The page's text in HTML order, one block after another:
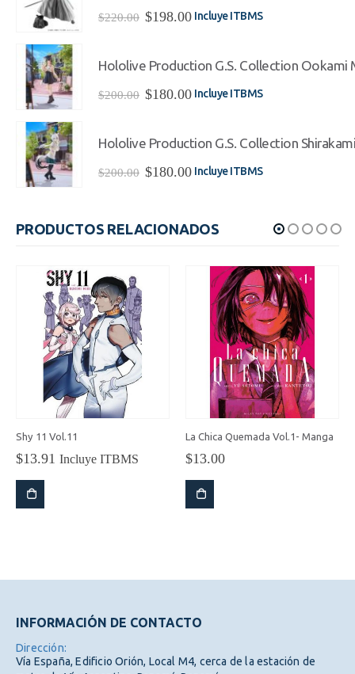
$220.00 El
era:
$198.00El
es:
Incluye ITBMS
Hololive Production G.S. Collection Ookami
$200.00 El
era:
$180.00El
es:
Incluye ITBMS
Hololive Production G.S. Collection
$200.00 El
$200.00.
$180.00El
$180.00.
Incluye ITBMS
PRODUCTOS RELACIONADOS
Shy 11 Vol.11
$13.91 Incluye ITBMS
La Chica Quemada Vol.1- Manga
$13.00
INFORMACIÓN DE CONTACTO
Dirección:
Vía España, Edificio Orión, Local M4, cerca de la estación de